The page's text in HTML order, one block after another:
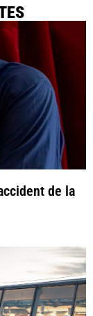
de la